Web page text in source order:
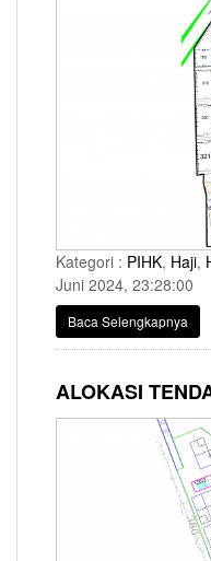
Kategori : PIHK, Haji,
Juni 2024, 23:28:00
Baca Selengkapnya